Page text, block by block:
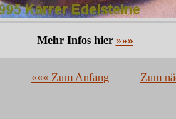
Mehr Infos hier »»»
««« Zum Anfang Zum